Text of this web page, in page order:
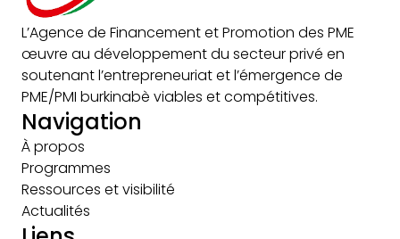
L’Agence de Financement et Promotion des PME
œuvre au développement du secteur privé en
soutenant l’entrepreneuriat et l’émergence de
PME/PMI burkinabè viables et compétitives.
Navigation
À propos
Programmes
Ressources et visibilité
Actualités